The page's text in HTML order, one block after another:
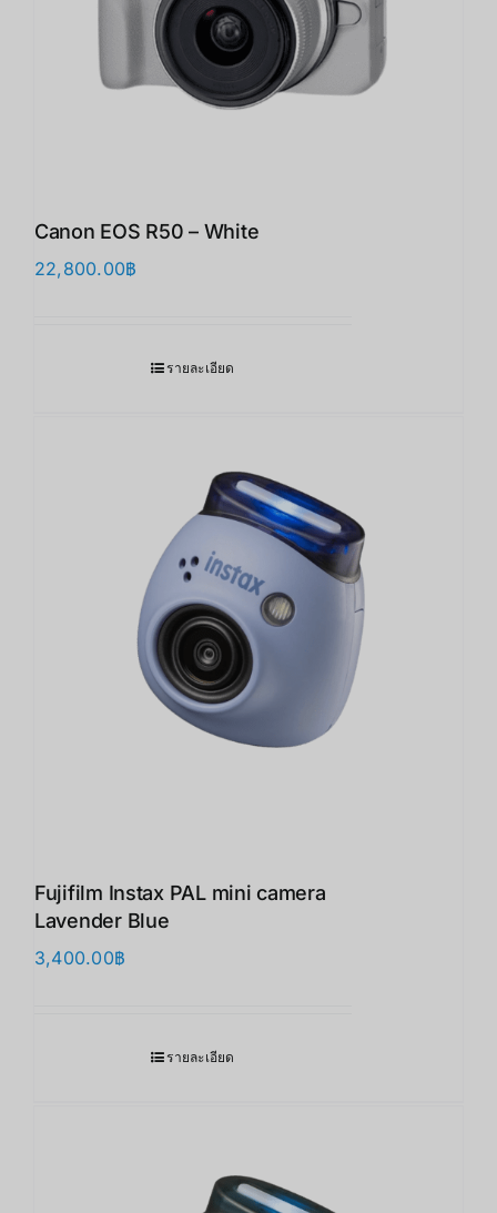
Canon EOS R50 – White
22,800.00฿
รายละเอียด
Fujifilm Instax PAL mini camera
Lavender Blue
3,400.00฿
รายละเอียด